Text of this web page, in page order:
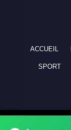
ACCUEIL
SPORT